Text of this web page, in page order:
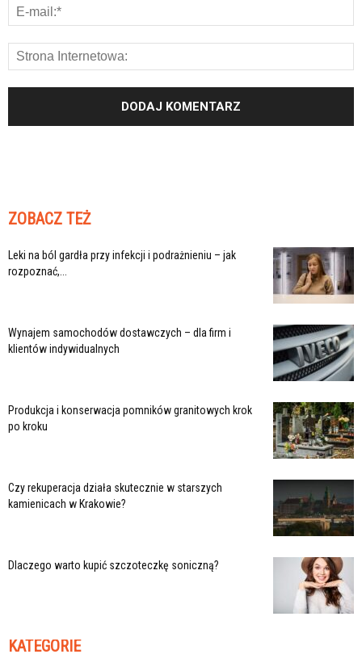
ZOBACZ TEŻ
Leki na ból gardła przy infekcji i podrażnieniu – jak
rozpoznać,...
Wynajem samochodów dostawczych – dla firm i
klientów indywidualnych
Produkcja i konserwacja pomników granitowych krok
po kroku
Czy rekuperacja działa skutecznie w starszych
kamienicach w Krakowie?
Dlaczego warto kupić szczoteczkę soniczną?
KATEGORIE